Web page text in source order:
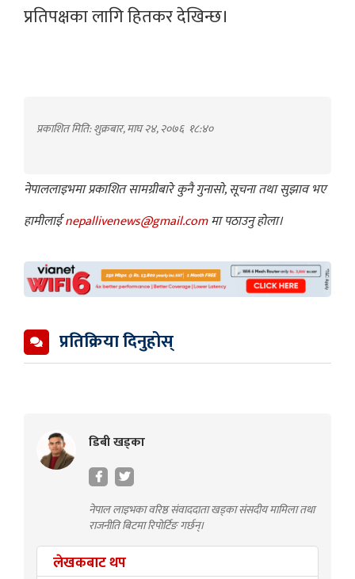
प्रतिपक्षका लागि हितकर देखिन्छ।
प्रकाशित मिति: शुक्रबार, माघ २४, २०७६ १८:४०
नेपाललाइभमा प्रकाशित सामग्रीबारे कुनै गुनासो, सूचना तथा सुझाव भए
हामीलाईnepallivenews@gmail.comमा पठाउनु होला।
प्रतिक्रिया दिनुहोस्
डिबी खड्का
नेपाल लाइभका वरिष्ठ संवाददाता खड्का संसदीय मामिला तथा
राजनीति बिटमा रिपोर्टिङ गर्छन्।
लेखकबाट थप